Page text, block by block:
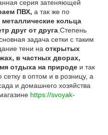
серия затеняющей
ПВХ, а так же по
кольца
друг от друга .Степень
задача сетки с таким
тени на открытых
в частных дворах,
отдыха на природе и так
в оптом и в розницу, а
и домашнего хозяйства
https://svoyak-